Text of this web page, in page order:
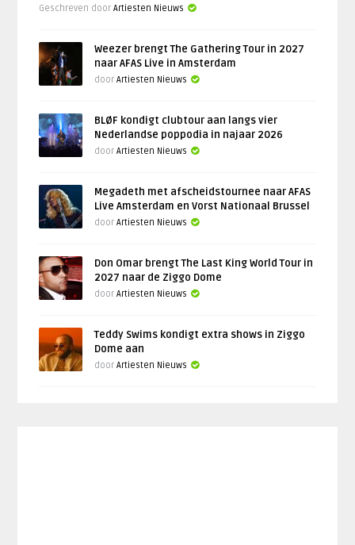
Geschreven doorArtiesten Nieuws
Weezer brengt The Gathering Tour in 2027
naar AFAS Live in Amsterdam
doorArtiesten Nieuws
BLØF kondigt clubtour aan langs vier
Nederlandse poppodia in najaar 2026
doorArtiesten Nieuws
Megadeth met afscheidstournee naar AFAS
Live Amsterdam en Vorst Nationaal Brussel
doorArtiesten Nieuws
Don Omar brengt The Last King World Tour in
2027 naar de Ziggo Dome
doorArtiesten Nieuws
Teddy Swims kondigt extra shows in Ziggo
Dome aan
doorArtiesten Nieuws